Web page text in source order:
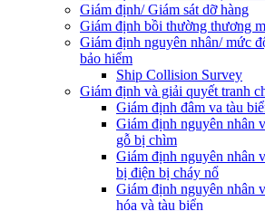
Giám định/ Giám sát dỡ hàng
Giám định bồi thường thương
Giám định nguyên nhân/ mức
bảo hiểm
Ship Collision Survey
Giám định và giải quyết tranh
Giám định đâm va tàu
Giám định nguyên nhân
gỗ bị chìm
Giám định nguyên nhân
bị điện bị cháy nổ
Giám định nguyên nhân
hóa và tàu biển